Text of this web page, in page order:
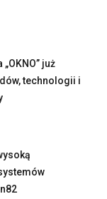
już
technologii i